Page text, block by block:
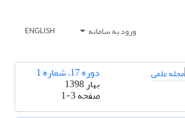
ورود به سامانه ENGLISH
دوره 17، شماره 1
بهار 1398
صفحه1-3